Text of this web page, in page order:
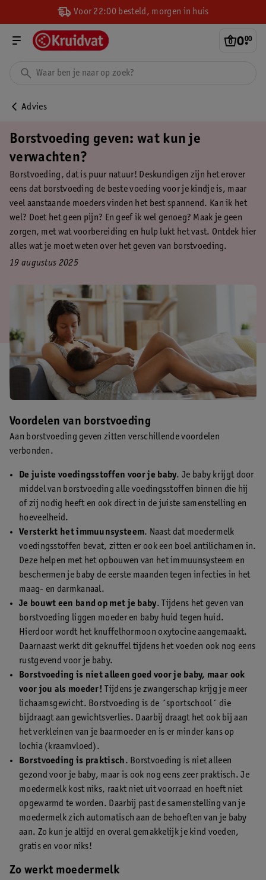
Voor 22:00 besteld, morgen in huis
0.
00
Advies
Borstvoeding geven: wat kun je
verwachten?
Borstvoeding, dat is puur natuur! Deskundigen zijn het erover
eens dat borstvoeding de beste voeding voor je kindje is, maar
veel aanstaande moeders vinden het best spannend. Kan ik het
wel? Doet het geen pijn? En geef ik wel genoeg? Maak je geen
zorgen, met wat voorbereiding en hulp lukt het vast. Ontdek hier
alles wat je moet weten over het geven van borstvoeding.
19 augustus 2025
Voordelen van borstvoeding
Aan borstvoeding geven zitten verschillende voordelen
verbonden.
De juiste voedingsstoffen voor je baby. Je baby krijgt door
middel van borstvoeding alle voedingsstoffen binnen die hij
of zij nodig heeft en ook direct in de juiste samenstelling en
hoeveelheid.
Versterkt het immuunsysteem. Naast dat moedermelk
voedingsstoffen bevat, zitten er ook een boel antilichamen in.
Deze helpen met het opbouwen van het immuunsysteem en
beschermen je baby de eerste maanden tegen infecties in het
maag- en darmkanaal.
Je bouwt een band op met je baby. Tijdens het geven van
borstvoeding liggen moeder en baby huid tegen huid.
Hierdoor wordt het knuffelhormoon oxytocine aangemaakt.
Daarnaast werkt dit geknuffel tijdens het voeden ook nog eens
rustgevend voor je baby.
Borstvoeding is niet alleen goed voor je baby, maar ook
voor jou als moeder!
Tijdens je zwangerschap krijg je meer
lichaamsgewicht. Borstvoeding is de ´sportschool´ die
bijdraagt aan gewichtsverlies. Daarbij draagt het ook bij aan
het verkleinen van je baarmoeder en is er minder kans op
lochia (kraamvloed).
Borstvoeding is praktisch. Borstvoeding is niet alleen
gezond voor je baby, maar is ook nog eens zeer praktisch. Je
moedermelk kost niks, raakt niet uit voorraad en hoeft niet
opgewarmd te worden. Daarbij past de samenstelling van je
moedermelk zich automatisch aan de behoeften van je baby
aan. Zo kun je altijd en overal gemakkelijk je kind voeden,
gratis en voor niks!
Zo werkt moedermelk